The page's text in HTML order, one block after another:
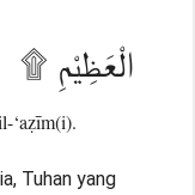
الْعَظِيْمِ ۩
‘aẓīm(i).
Tuhan yang